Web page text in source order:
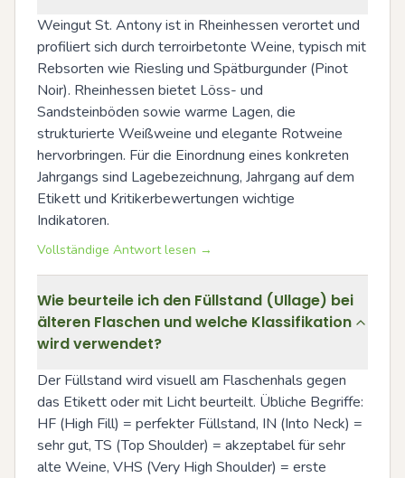
Weingut St. Antony ist in Rheinhessen verortet und
profiliert sich durch terroirbetonte Weine, typisch mit
Rebsorten wie Riesling und Spätburgunder (Pinot
Noir). Rheinhessen bietet Löss- und
Sandsteinböden sowie warme Lagen, die
strukturierte Weißweine und elegante Rotweine
hervorbringen. Für die Einordnung eines konkreten
Jahrgangs sind Lagebezeichnung, Jahrgang auf dem
Etikett und Kritikerbewertungen wichtige
Indikatoren.
Vollständige Antwort lesen →
Wie beurteile ich den Füllstand (Ullage) bei
älteren Flaschen und welche Klassifikation
wird verwendet?
Der Füllstand wird visuell am Flaschenhals gegen
das Etikett oder mit Licht beurteilt. Übliche Begriffe:
HF (High Fill) = perfekter Füllstand, IN (Into Neck) =
sehr gut, TS (Top Shoulder) = akzeptabel für sehr
alte Weine, VHS (Very High Shoulder) = erste